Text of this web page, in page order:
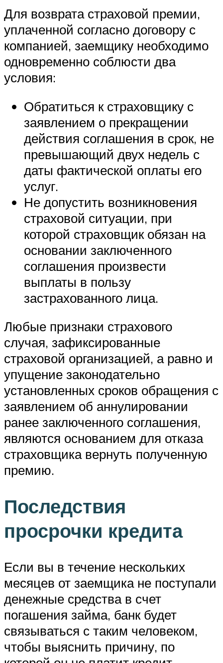
Для возврата страховой премии,
уплаченной согласно договору с
компанией, заемщику необходимо
одновременно соблюсти два
условия:
Обратиться к страховщику с
заявлением о прекращении
действия соглашения в срок, не
превышающий двух недель с
даты фактической оплаты его
услуг.
Не допустить возникновения
страховой ситуации, при
которой страховщик обязан на
основании заключенного
соглашения произвести
выплаты в пользу
застрахованного лица.
Любые признаки страхового
случая, зафиксированные
страховой организацией, а равно и
упущение законодательно
установленных сроков обращения с
заявлением об аннулировании
ранее заключенного соглашения,
являются основанием для отказа
страховщика вернуть полученную
премию.
Последствия
просрочки кредита
Если вы в течение нескольких
месяцев от заемщика не поступали
денежные средства в счет
погашения займа, банк будет
связываться с таким человеком,
чтобы выяснить причину, по